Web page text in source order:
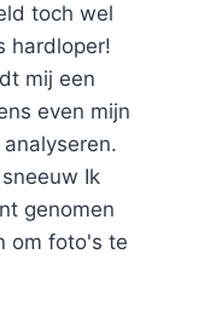
toch wel
hardloper!
mij een
even mijn
Ik
genomen
om foto's te